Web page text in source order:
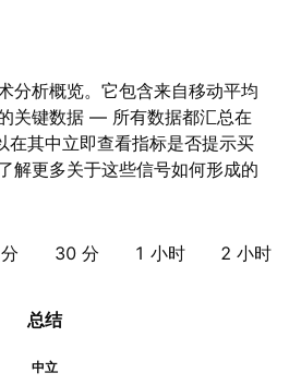
分析概览。它包含来自移动平均
关键数据 — 所有数据都汇总在
在其中立即查看指标是否提示买
解更多关于这些信号如何形成的
30 分 1 小时 2 小时
总结
中立